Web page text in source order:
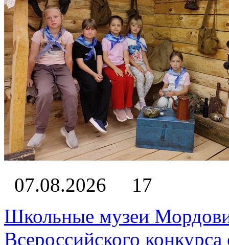
07.08.2026
17
Школьные музеи
Всероссийского